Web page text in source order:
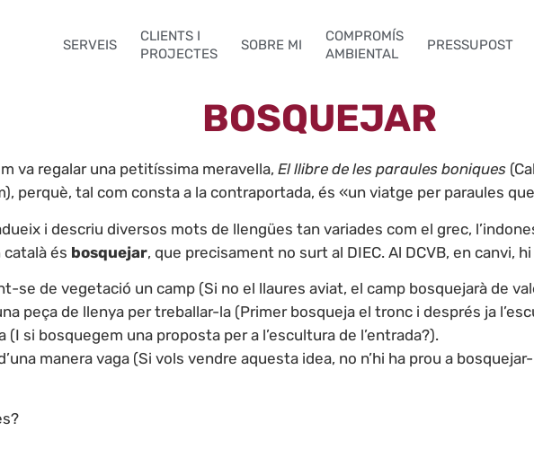
SERVEIS
CLIENTS I
PROJECTES
SOBRE MI
COMPROMÍS
AMBIENTAL
PRESSUPOST
BOSQUEJAR
va regalar una petitíssima meravella, El llibre de les paraules boniques
perquè, tal com consta a la contraportada, és «un viatge per paraules
i descriu diversos mots de llengües tan variades com el grec,
és bosquejar, que precisament no surt al DIEC. Al DCVB, en canvi,
se de vegetació un camp (Si no el llaures aviat, el camp bosquejarà de
peça de llenya per treballar-la (Primer bosqueja el tronc i després ja
(I si bosquegem una proposta per a l’escultura de l’entrada?).
manera vaga (Si vols vendre aquesta idea, no n’hi ha prou a